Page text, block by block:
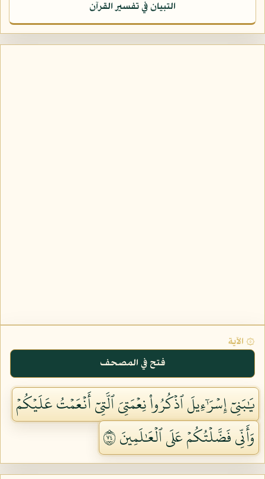
التبيان في تفسير القرآن
۞ الآية
فتح في المصحف
يَٰبَنِيٓ إِسۡرَٰٓءِيلَ ٱذۡكُرُواْ نِعۡمَتِيَ ٱلَّتِيٓ أَنۡعَمۡتُ عَلَيۡكُمۡ
وَأَنِّي فَضَّلۡتُكُمۡ عَلَى ٱلۡعَٰلَمِينَ ٤٧